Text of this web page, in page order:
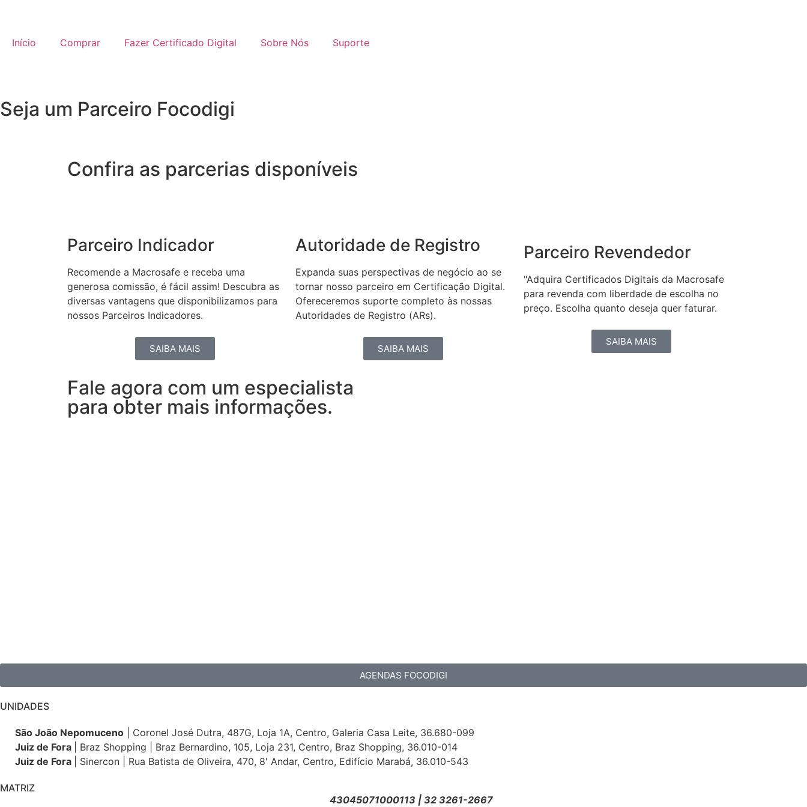
Início Comprar Fazer Certificado Digital Sobre Nós Suporte
Seja um Parceiro Focodigi
Confira as parcerias disponíveis
Parceiro Indicador
Recomende a Macrosafe e receba uma
generosa comissão, é fácil assim! Descubra as
diversas vantagens que disponibilizamos para
nossos Parceiros Indicadores.
SAIBA MAIS
Autoridade de Registro
Expanda suas perspectivas de negócio ao se
tornar nosso parceiro em Certificação Digital.
Ofereceremos suporte completo às nossas
Autoridades de Registro (ARs).
SAIBA MAIS
Parceiro Revendedor
"Adquira Certificados Digitais da Macrosafe
para revenda com liberdade de escolha no
preço. Escolha quanto deseja quer faturar.
SAIBA MAIS
Fale agora com um especialista
para obter mais informações.
AGENDAS FOCODIGI
UNIDADES
São João Nepomuceno | Coronel José Dutra, 487G, Loja 1A, Centro, Galeria Casa Leite, 36.680-099
Juiz de Fora
| Braz Shopping | Braz Bernardino, 105, Loja 231, Centro, Braz Shopping, 36.010-014​
Juiz de Fora
| Sinercon | Rua Batista de Oliveira, 470, 8' Andar, Centro, Edifício Marabá, 36.010-543 ​
MATRIZ
43045071000113 | 32 3261-2667